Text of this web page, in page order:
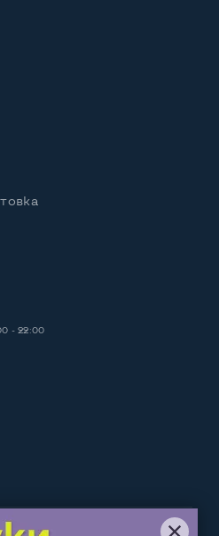
на клавиатуре
NumberPad
Win 11 (30 дней)
- 22:00
Следите за нами: